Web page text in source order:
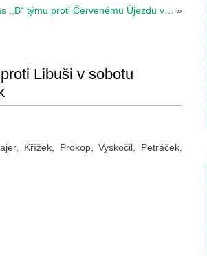
,,B“ týmu proti Červenému Újezdu v…
»
Libuši v sobotu
Křížek, Prokop, Vyskočil, Petráček,